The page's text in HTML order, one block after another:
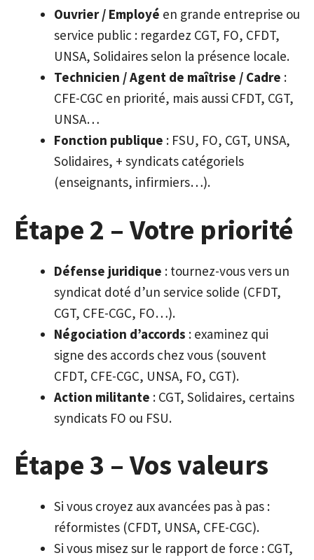
Ouvrier / Employé en grande entreprise ou
service public : regardez CGT, FO, CFDT,
UNSA, Solidaires selon la présence locale.
Technicien / Agent de maîtrise / Cadre :
CFE-CGC en priorité, mais aussi CFDT, CGT,
UNSA…
Fonction publique : FSU, FO, CGT, UNSA,
Solidaires, + syndicats catégoriels
(enseignants, infirmiers…).
Étape 2 – Votre priorité
Défense juridique : tournez-vous vers un
syndicat doté d’un service solide (CFDT,
CGT, CFE-CGC, FO…).
Négociation d’accords : examinez qui
signe des accords chez vous (souvent
CFDT, CFE-CGC, UNSA, FO, CGT).
Action militante : CGT, Solidaires, certains
syndicats FO ou FSU.
Étape 3 – Vos valeurs
Si vous croyez aux avancées pas à pas :
réformistes (CFDT, UNSA, CFE-CGC).
Si vous misez sur le rapport de force : CGT,